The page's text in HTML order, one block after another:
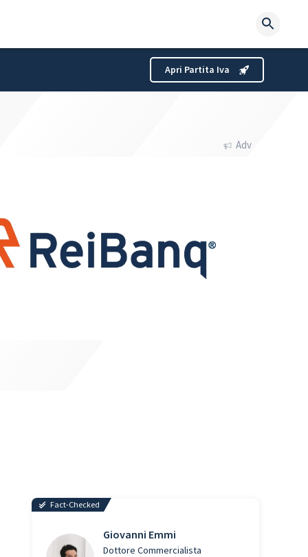
Apri Partita Iva
Adv
Fact-Checked
Giovanni Emmi
Dottore Commercialista